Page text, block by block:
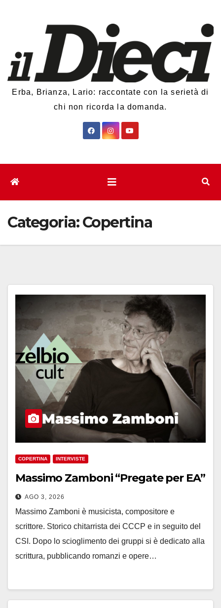
Erba, Brianza, Lario: raccontate con la serietà di
chi non ricorda la domanda.
Categoria:Copertina
COPERTINA INTERVISTE
Massimo Zamboni “Pregate per EA”
AGO 3, 2026
Massimo Zamboni è musicista, compositore e
scrittore. Storico chitarrista dei CCCP e in seguito del
CSI. Dopo lo scioglimento dei gruppi si è dedicato alla
scrittura, pubblicando romanzi e opere…